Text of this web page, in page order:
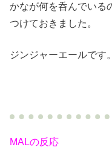
かなが何を呑んでいる
つけておきました。
ジンジャーエールです。
MALの反応